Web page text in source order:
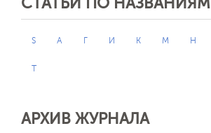
S А Г И К М Н
Т
АРХИВ ЖУРНАЛА